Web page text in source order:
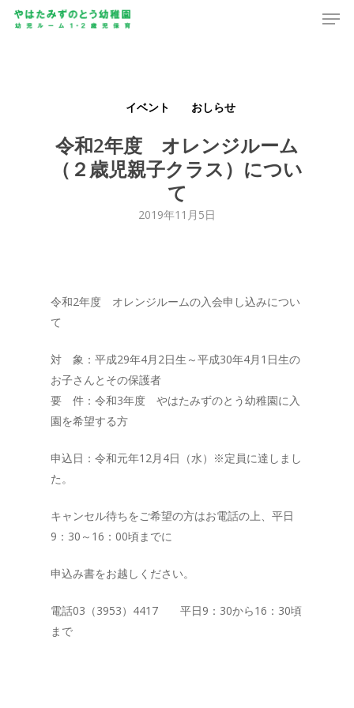
Skip
イベント おしらせ
令和2年度 オレンジルーム
（２歳児親子クラス）につい
て
2019年11月5日
令和2年度 オレンジルームの入会申し込みについ
て
対 象：平成29年4月2日生～平成30年4月1日生の
お子さんとその保護者
要 件：令和3年度 やはたみずのとう幼稚園に入
園を希望する方
申込日：令和元年12月4日（水）※定員に達しまし
た。
キャンセル待ちをご希望の方はお電話の上、平日
9：30～16：00頃までに
申込み書をお越しください。
電話03（3953）4417 平日9：30から16：30頃
まで